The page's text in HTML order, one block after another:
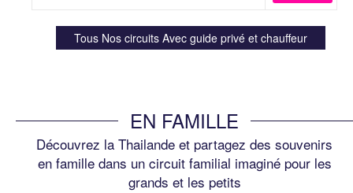
EN FAMILLE
Découvrez la Thailande et partagez des souvenirs
en famille dans un circuit familial imaginé pour les
grands et les petits